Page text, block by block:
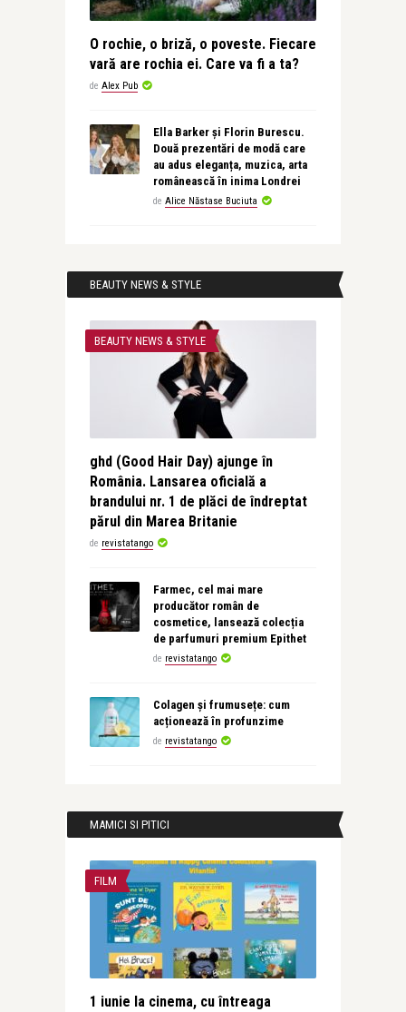
O rochie, o briză, o poveste. Fiecare
vară are rochia ei. Care va fi a ta?
de Alex Pub
Ella Barker și Florin Burescu.
Două prezentări de modă care
au adus eleganța, muzica, arta
românească în inima Londrei
de Alice Năstase Buciuta
BEAUTY NEWS & STYLE
BEAUTY NEWS & STYLE
ghd (Good Hair Day) ajunge în
România. Lansarea oficială a
brandului nr. 1 de plăci de îndreptat
părul din Marea Britanie
de revistatango
Farmec, cel mai mare
producător român de
cosmetice, lansează colecția
de parfumuri premium Epithet
de revistatango
Colagen și frumusețe: cum
acționează în profunzime
de revistatango
MAMICI SI PITICI
FILM
1 iunie la cinema, cu întreaga